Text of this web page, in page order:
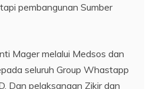
pembangunan Sumber
Mager melalui Medsos dan
seluruh Group Whastapp
Dan pelaksanaan Zikir dan